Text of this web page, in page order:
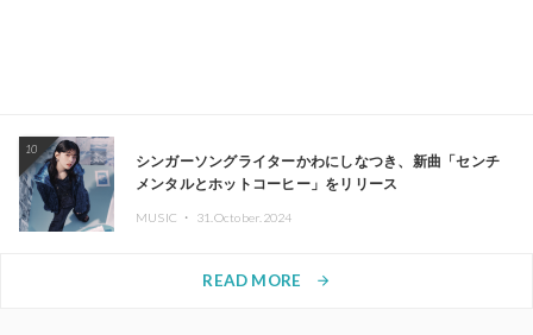
10
シンガーソングライターかわにしなつき、新曲「センチ
メンタルとホットコーヒー」をリリース
MUSIC ・ 31.October.2024
READ MORE arrow_forward